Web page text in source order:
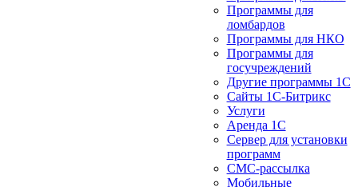
Программы для
ломбардов
Программы для НКО
Программы для
госучреждений
Другие программы 1С
Сайты 1С-Битрикс
Услуги
Аренда 1С
Сервер для установки
программ
СМС-рассылка
Мобильные